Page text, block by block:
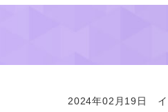
2024年02月19日